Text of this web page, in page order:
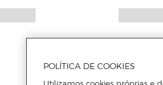
POLÍTICA DE COOKIES